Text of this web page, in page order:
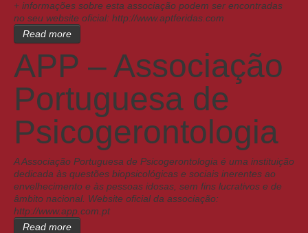
+ informações sobre esta associação podem ser encontradas
no seu website oficial: http://www.aptferidas.com
Read more
APP – Associação
Portuguesa de
Psicogerontologia
A Associação Portuguesa de Psicogerontologia é uma instituição
dedicada às questões biopsicológicas e sociais inerentes ao
envelhecimento e às pessoas idosas, sem fins lucrativos e de
âmbito nacional. Website oficial da associação:
http://www.app.com.pt
Read more